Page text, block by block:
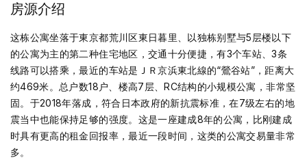
房源介绍
这栋公寓坐落于東京都荒川区東日暮里、以独栋别墅与5层楼以下
的公寓为主的第二种住宅地区，交通十分便捷，有3个车站、3条
线路可以搭乘，最近的车站是ＪＲ京浜東北線的“鶯谷站”，距离大
约469米。总户数18户、楼高7层、RC结构的小规模公寓，非常坚
固。于2018年落成，符合日本政府的新抗震标准，在7级左右的地
震当中也能保持足够的强度。这是一座建成8年的公寓，比刚建成
时具有更高的租金回报率，最近一段时间，这类的公寓交易量非常
多。